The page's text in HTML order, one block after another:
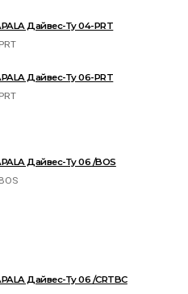
Дайвес-Ту 04-PRT
Дайвес-Ту 06-PRT
Дайвес-Ту 06 /BOS
Дайвес-Ту 06 /CRTBC